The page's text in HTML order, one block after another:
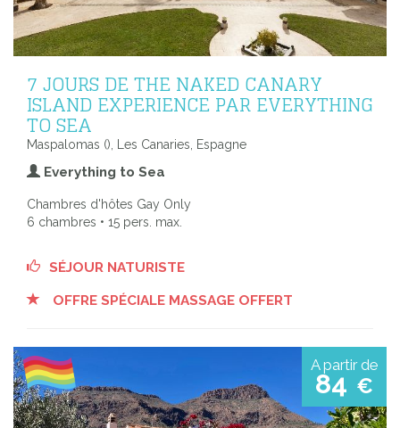
7 JOURS DE THE NAKED CANARY
ISLAND EXPERIENCE PAR EVERYTHING
TO SEA
Maspalomas (), Les Canaries, Espagne
Everything to Sea
Chambres d'hôtes Gay Only
6 chambres • 15 pers. max.
SÉJOUR NATURISTE
OFFRE SPÉCIALE MASSAGE OFFERT
A partir de
84 €